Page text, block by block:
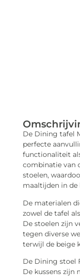
De Dining tafel
perfecte
functionaliteit
combinatie van
stoelen,
maaltijden in
De materialen
zowel de tafel
De stoelen zijn
tegen diverse
terwijl de beige
De Dining stoel
De kussens zijn